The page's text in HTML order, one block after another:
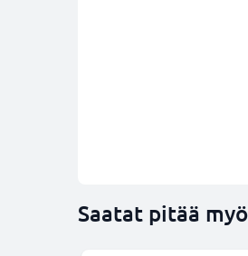
Saatat pitää